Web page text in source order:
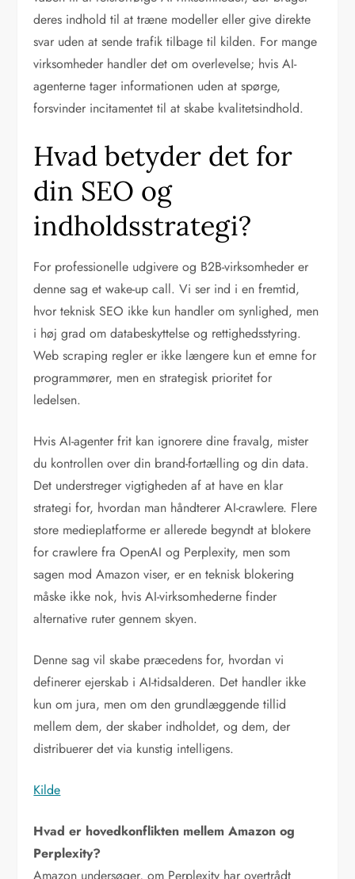
deres indhold til at træne modeller eller give direkte
svar uden at sende trafik tilbage til kilden. For mange
virksomheder handler det om overlevelse; hvis AI-
agenterne tager informationen uden at spørge,
forsvinder incitamentet til at skabe kvalitetsindhold.
Hvad betyder det for
din SEO og
indholdsstrategi?
For professionelle udgivere og B2B-virksomheder er
denne sag et wake-up call. Vi ser ind i en fremtid,
hvor teknisk SEO ikke kun handler om synlighed, men
i høj grad om databeskyttelse og rettighedsstyring.
Web scraping regler er ikke længere kun et emne for
programmører, men en strategisk prioritet for
ledelsen.
Hvis AI-agenter frit kan ignorere dine fravalg, mister
du kontrollen over din brand-fortælling og din data.
Det understreger vigtigheden af at have en klar
strategi for, hvordan man håndterer AI-crawlere. Flere
store medieplatforme er allerede begyndt at blokere
for crawlere fra OpenAI og Perplexity, men som
sagen mod Amazon viser, er en teknisk blokering
måske ikke nok, hvis AI-virksomhederne finder
alternative ruter gennem skyen.
Denne sag vil skabe præcedens for, hvordan vi
definerer ejerskab i AI-tidsalderen. Det handler ikke
kun om jura, men om den grundlæggende tillid
mellem dem, der skaber indholdet, og dem, der
distribuerer det via kunstig intelligens.
Kilde
Hvad er hovedkonflikten mellem Amazon og
Perplexity?
Amazon undersøger, om Perplexity har overtrådt